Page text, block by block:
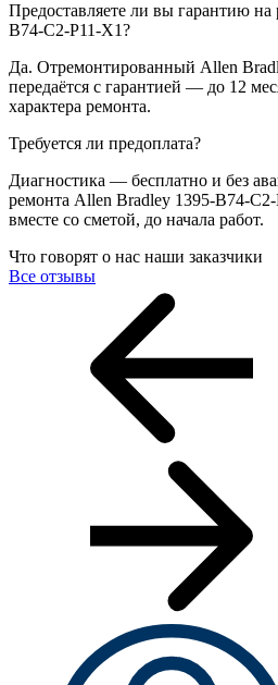
Предоставляете ли вы гарантию
B74-C2-P11-X1?
Да. Отремонтированный Allen
передаётся с гарантией — до 12
характера ремонта.
Требуется ли предоплата?
Диагностика — бесплатно и без
ремонта Allen Bradley 1395-B74-C2-
вместе со сметой, до начала работ.
Что говорят о нас наши заказчики
Все отзывы